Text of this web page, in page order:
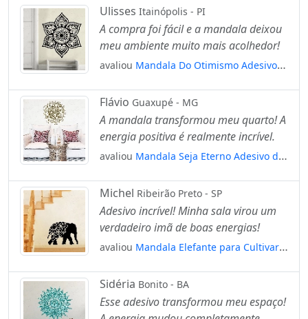
Sala e Vidro Mod:640
Ulisses Itainópolis - PI
A compra foi fácil e a mandala deixou
meu ambiente muito mais acolhedor!
avaliou Mandala Do Otimismo Adesivo
Sala e Vidro Mod:495
Flávio Guaxupé - MG
A mandala transformou meu quarto! A
energia positiva é realmente incrível.
avaliou Mandala Seja Eterno Adesivo de
Sala e Vidro Mod:350
Michel Ribeirão Preto - SP
Adesivo incrível! Minha sala virou um
verdadeiro imã de boas energias!
avaliou Mandala Elefante para Cultivar a
Parede Decorativo para Casa, Quarto,
Sala e Vidro Mod:205
Sidéria Bonito - BA
Esse adesivo transformou meu espaço!